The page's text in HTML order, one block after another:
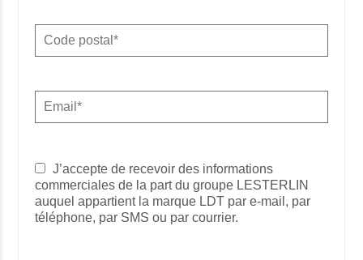
J’accepte de recevoir des informations
commerciales de la part du groupe LESTERLIN
auquel appartient la marque LDT par e-mail, par
téléphone, par SMS ou par courrier.